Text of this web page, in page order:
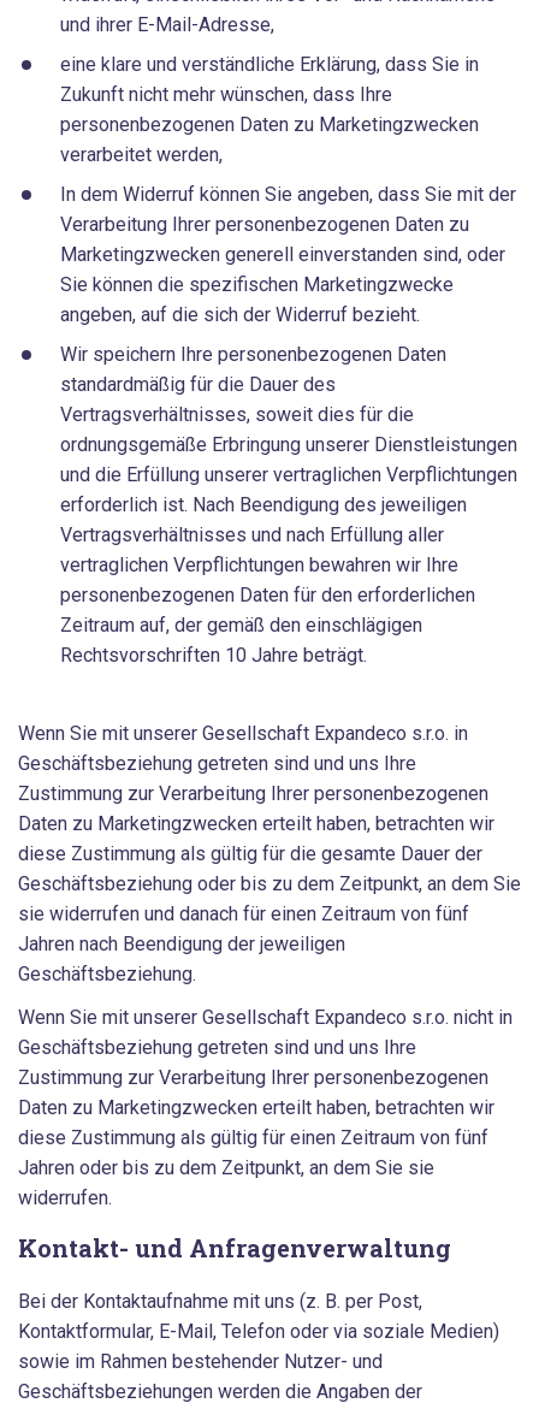
und ihrer E-Mail-Adresse,
eine klare und verständliche Erklärung, dass Sie in
Zukunft nicht mehr wünschen, dass Ihre
personenbezogenen Daten zu Marketingzwecken
verarbeitet werden,
In dem Widerruf können Sie angeben, dass Sie mit der
Verarbeitung Ihrer personenbezogenen Daten zu
Marketingzwecken generell einverstanden sind, oder
Sie können die spezifischen Marketingzwecke
angeben, auf die sich der Widerruf bezieht.
Wir speichern Ihre personenbezogenen Daten
standardmäßig für die Dauer des
Vertragsverhältnisses, soweit dies für die
ordnungsgemäße Erbringung unserer Dienstleistungen
und die Erfüllung unserer vertraglichen Verpflichtungen
erforderlich ist. Nach Beendigung des jeweiligen
Vertragsverhältnisses und nach Erfüllung aller
vertraglichen Verpflichtungen bewahren wir Ihre
personenbezogenen Daten für den erforderlichen
Zeitraum auf, der gemäß den einschlägigen
Rechtsvorschriften 10 Jahre beträgt.
Wenn Sie mit unserer Gesellschaft Expandeco s.r.o. in
Geschäftsbeziehung getreten sind und uns Ihre
Zustimmung zur Verarbeitung Ihrer personenbezogenen
Daten zu Marketingzwecken erteilt haben, betrachten wir
diese Zustimmung als gültig für die gesamte Dauer der
Geschäftsbeziehung oder bis zu dem Zeitpunkt, an dem Sie
sie widerrufen und danach für einen Zeitraum von fünf
Jahren nach Beendigung der jeweiligen
Geschäftsbeziehung.
Wenn Sie mit unserer Gesellschaft Expandeco s.r.o. nicht in
Geschäftsbeziehung getreten sind und uns Ihre
Zustimmung zur Verarbeitung Ihrer personenbezogenen
Daten zu Marketingzwecken erteilt haben, betrachten wir
diese Zustimmung als gültig für einen Zeitraum von fünf
Jahren oder bis zu dem Zeitpunkt, an dem Sie sie
widerrufen.
Kontakt- und Anfragenverwaltung
Bei der Kontaktaufnahme mit uns (z. B. per Post,
Kontaktformular, E-Mail, Telefon oder via soziale Medien)
sowie im Rahmen bestehender Nutzer- und
Geschäftsbeziehungen werden die Angaben der